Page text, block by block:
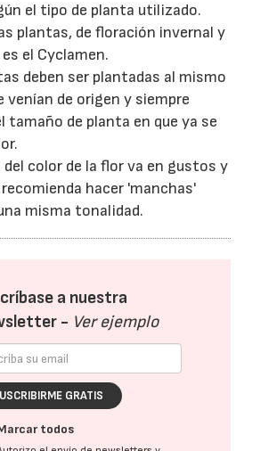
el tipo de planta utilizado.
plantas, de floración invernal y
el Cyclamen.
deben ser plantadas al mismo
venían de origen y siempre
tamaño de planta en que ya se
del color de la flor va en gustos y
hacer 'manchas'
misma tonalidad.
a nuestra
- Ver ejemplo
GRATIS
todos